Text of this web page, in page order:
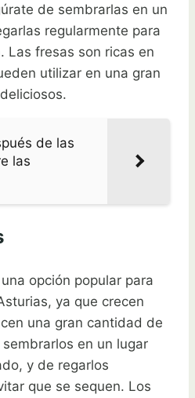
de sembrarlas en un
regularmente para
Las fresas son ricas en
utilizar en una gran
de las
las
opción popular para
ya que crecen
una gran cantidad de
en un lugar
y de regarlos
que se sequen. Los